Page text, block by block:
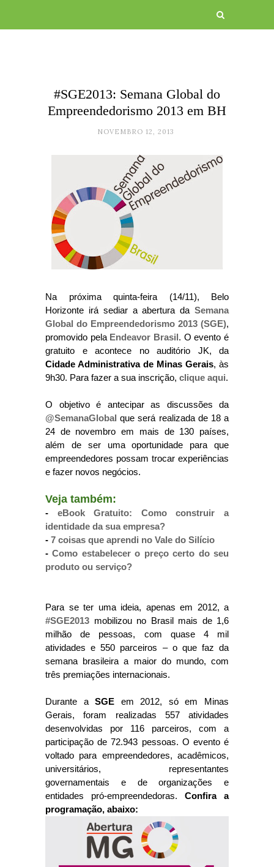
#SGE2013: Semana Global do
Empreendedorismo 2013 em BH
NOVEMBRO 12, 2013
Na próxima quinta-feira (14/11), Belo
Horizonte irá sediar a abertura da Semana
Global do Empreendedorismo 2013 (SGE),
promovido pela Endeavor Brasil. O evento é
gratuito e acontece no auditório JK, da
Cidade Administrativa de Minas Gerais, às
9h30. Para fazer a sua inscrição, clique aqui.
O objetivo é antecipar as discussões da
@SemanaGlobal que será realizada de 18 a
24 de novembro em mais de 130 países,
além de ser uma oportunidade para que
empreendedores possam trocar experiências
e fazer novos negócios.
Veja também:
- eBook Gratuito: Como construir a
identidade da sua empresa?
- 7 coisas que aprendi no Vale do Silício
-Como estabelecer o preço certo do seu
produto ou serviço?
Para se ter uma ideia, apenas em 2012, a
#SGE2013 mobilizou no Brasil mais de 1,6
milhão de pessoas, com quase 4 mil
atividades e 550 parceiros – o que faz da
semana brasileira a maior do mundo, com
três premiações internacionais.
Durante aSGE em 2012, só em Minas
Gerais, foram realizadas 557 atividades
desenvolvidas por 116 parceiros, com a
participação de 72.943 pessoas. O evento é
voltado para empreendedores, acadêmicos,
universitários, representantes
governamentais e de organizações e
entidades pró-empreendedoras. Confira a
programação, abaixo: